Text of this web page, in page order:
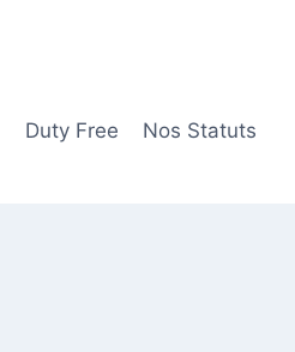
Duty Free Nos Statuts